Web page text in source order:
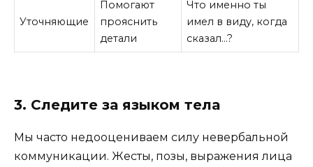
Уточняющие
Помогают
прояснить
детали
Что именно ты
имел в виду, когда
сказал…?
3. Следите за языком тела
Мы часто недооцениваем силу невербальной
коммуникации. Жесты, позы, выражения лица